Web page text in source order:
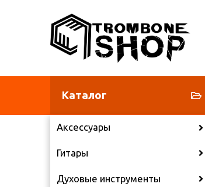
Каталог
Аксессуары
Гитары
Духовые инструменты